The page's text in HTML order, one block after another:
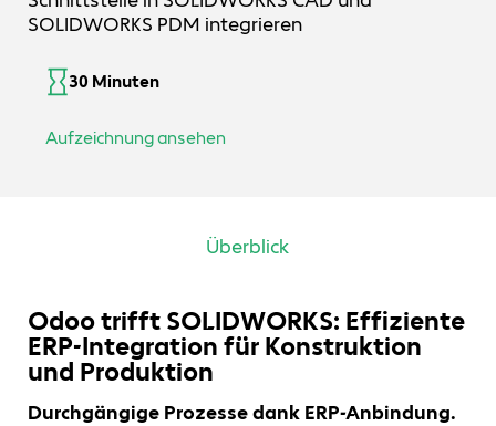
SOLIDWORKS PDM integrieren
30 Minuten
Aufzeichnung ansehen
Überblick
Odoo trifft SOLIDWORKS: Effiziente
ERP-Integration für Konstruktion
und Produktion
Durchgängige Prozesse dank ERP-Anbindung.